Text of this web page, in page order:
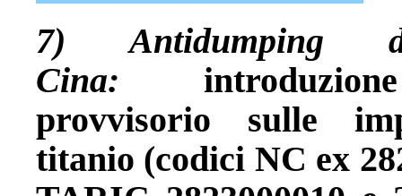
7)
Cina:
provvisorio sulle
titanio (codici NC ex